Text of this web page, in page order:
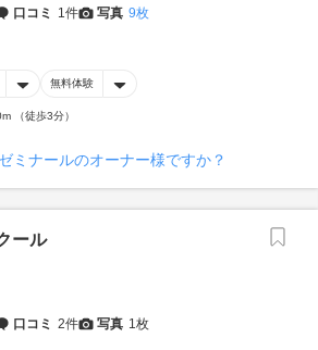
口コミ 1件 写真 9枚
無料体験
（徒歩3分）
ミナールのオーナー様ですか？
ール
口コミ 2件 写真 1枚